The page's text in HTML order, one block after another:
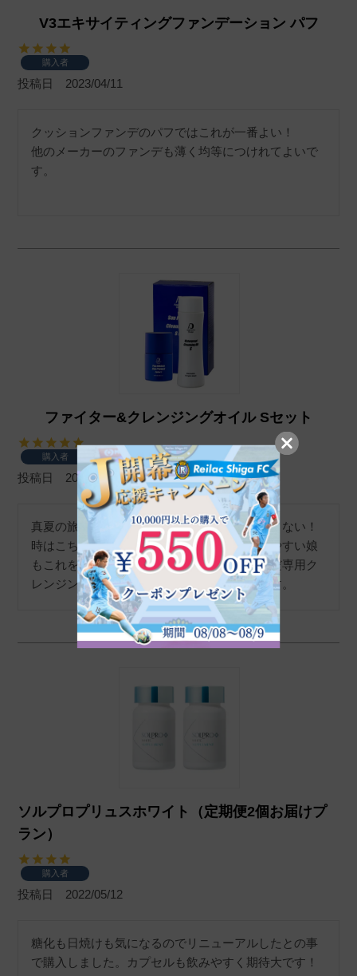
V3エキサイティングファンデーション パフ
購入者
投稿日 2023/04/11
クッションファンデのパフではこれが一番よい！
他のメーカーのファンデも薄く均等につけれてよいで
す。
ファイター&クレンジングオイル Sセット
購入者
投稿日 2022/07/30
真夏の旅行や炎天下の中過ごし絶対に焼けたくない！
時はこちの日焼け止めが一番効きます。焼けやすい娘
もこれを塗っている時は全く焼けません。ただ専用ク
レンジングでしっかりとらないといけないです。
ソルプロプリュスホワイト（定期便2個お届けプ
ラン）
購入者
投稿日 2022/05/12
糖化も日焼けも気になるのでリニューアルしたとの事